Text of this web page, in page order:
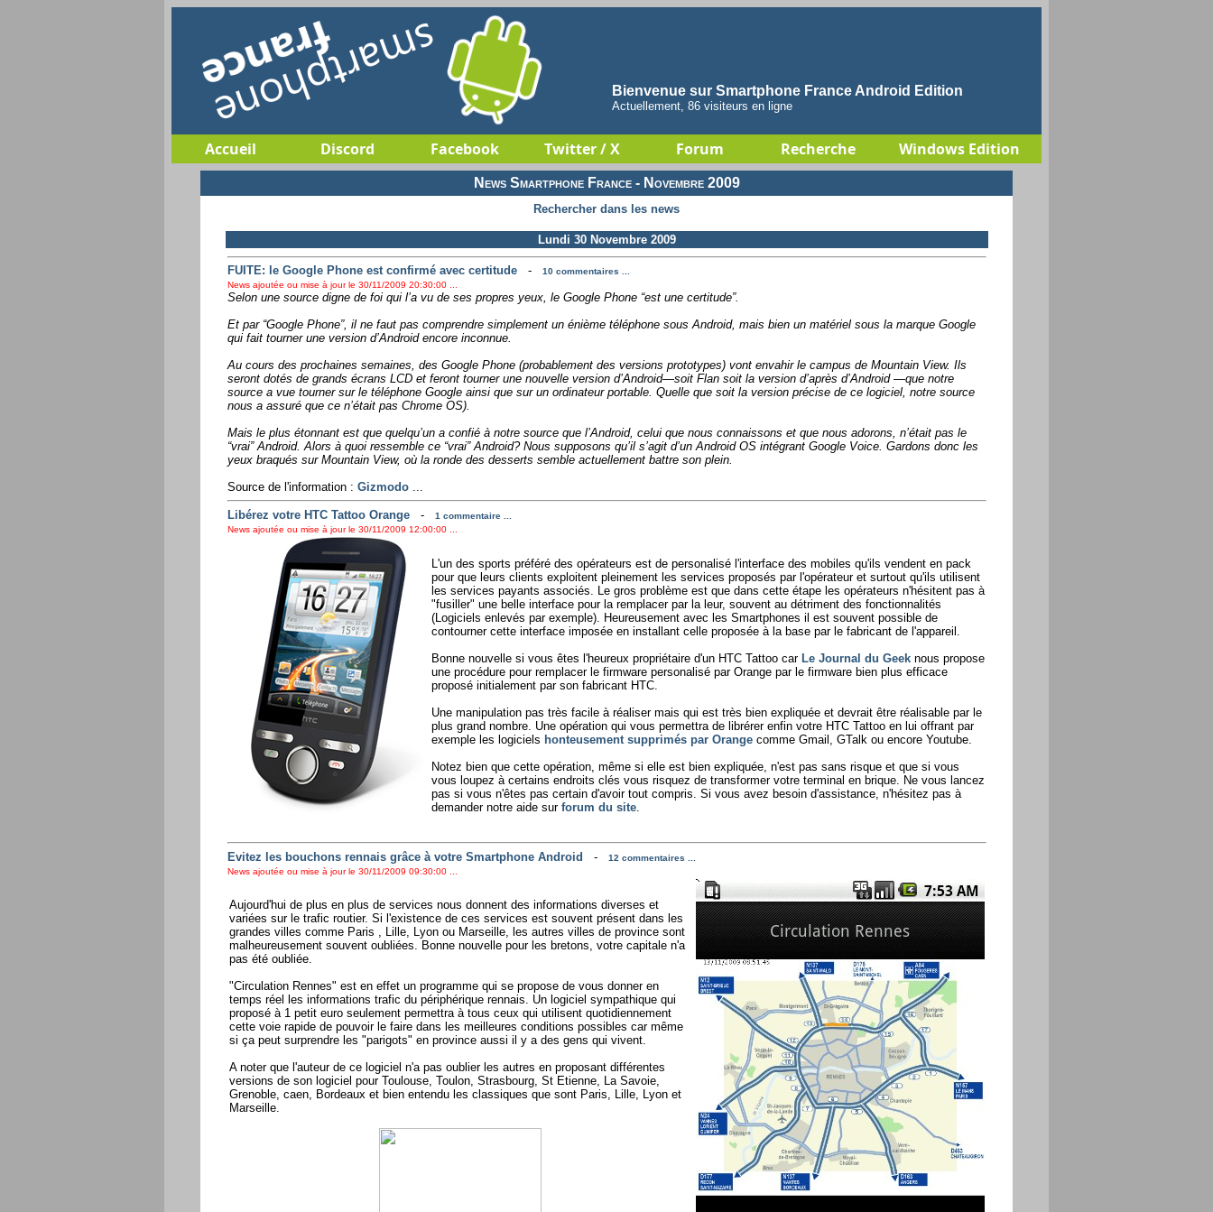
Bienvenue sur Smartphone France Android Edition
Actuellement, 86 visiteurs en ligne
Accueil Discord Facebook Twitter / X Forum Recherche Windows Edition
News Smartphone France - Novembre 2009
Rechercher dans les news
Lundi 30 Novembre 2009
FUITE: le Google Phone est confirmé avec certitude-
10 commentaires ...
News ajoutée ou mise à jour le 30/11/2009 20:30:00 ...
Selon une source digne de foi qui l’a vu de ses propres yeux, le Google Phone “est une certitude”.
Et par “Google Phone”, il ne faut pas comprendre simplement un énième téléphone sous Android, mais bien un matériel sous la marque Google
qui fait tourner une version d’Android encore inconnue.
Au cours des prochaines semaines, des Google Phone (probablement des versions prototypes) vont envahir le campus de Mountain View. Ils
seront dotés de grands écrans LCD et feront tourner une nouvelle version d’Android—soit Flan soit la version d’après d’Android —que notre
source a vue tourner sur le téléphone Google ainsi que sur un ordinateur portable. Quelle que soit la version précise de ce logiciel, notre source
nous a assuré que ce n’était pas Chrome OS).
Mais le plus étonnant est que quelqu’un a confié à notre source que l’Android, celui que nous connaissons et que nous adorons, n’était pas le
“vrai” Android. Alors à quoi ressemble ce “vrai” Android? Nous supposons qu’il s’agit d’un Android OS intégrant Google Voice. Gardons donc les
yeux braqués sur Mountain View, où la ronde des desserts semble actuellement battre son plein.
Source de l'information : Gizmodo...
Libérez votre HTC Tattoo Orange-
1 commentaire ...
News ajoutée ou mise à jour le 30/11/2009 12:00:00 ...
L'un des sports préféré des opérateurs est de personalisé l'interface des mobiles qu'ils vendent en pack
pour que leurs clients exploitent pleinement les services proposés par l'opérateur et surtout qu'ils utilisent
les services payants associés. Le gros problème est que dans cette étape les opérateurs n'hésitent pas à
"fusiller" une belle interface pour la remplacer par la leur, souvent au détriment des fonctionnalités
(Logiciels enlevés par exemple). Heureusement avec les Smartphones il est souvent possible de
contourner cette interface imposée en installant celle proposée à la base par le fabricant de l'appareil.
Bonne nouvelle si vous êtes l'heureux propriétaire d'un HTC Tattoo car Le Journal du Geeknous propose
une procédure pour remplacer le firmware personalisé par Orange par le firmware bien plus efficace
proposé initialement par son fabricant HTC.
Une manipulation pas très facile à réaliser mais qui est très bien expliquée et devrait être réalisable par le
plus grand nombre. Une opération qui vous permettra de librérer enfin votre HTC Tattoo en lui offrant par
exemple les logiciels honteusement supprimés par Orangecomme Gmail, GTalk ou encore Youtube.
Notez bien que cette opération, même si elle est bien expliquée, n'est pas sans risque et que si vous
vous loupez à certains endroits clés vous risquez de transformer votre terminal en brique. Ne vous lancez
pas si vous n'êtes pas certain d'avoir tout compris. Si vous avez besoin d'assistance, n'hésitez pas à
demander notre aide sur forum du site.
Evitez les bouchons rennais grâce à votre Smartphone Android -
12 commentaires ...
News ajoutée ou mise à jour le 30/11/2009 09:30:00 ...
Aujourd'hui de plus en plus de services nous donnent des informations diverses et
variées sur le trafic routier. Si l'existence de ces services est souvent présent dans les
grandes villes comme Paris , Lille, Lyon ou Marseille, les autres villes de province sont
malheureusement souvent oubliées. Bonne nouvelle pour les bretons, votre capitale n'a
pas été oubliée.
"Circulation Rennes" est en effet un programme qui se propose de vous donner en
temps réel les informations trafic du périphérique rennais. Un logiciel sympathique qui
proposé à 1 petit euro seulement permettra à tous ceux qui utilisent quotidiennement
cette voie rapide de pouvoir le faire dans les meilleures conditions possibles car même
si ça peut surprendre les "parigots" en province aussi il y a des gens qui vivent.
A noter que l'auteur de ce logiciel n'a pas oublier les autres en proposant différentes
versions de son logiciel pour Toulouse, Toulon, Strasbourg, St Etienne, La Savoie,
Grenoble, caen, Bordeaux et bien entendu les classiques que sont Paris, Lille, Lyon et
Marseille.